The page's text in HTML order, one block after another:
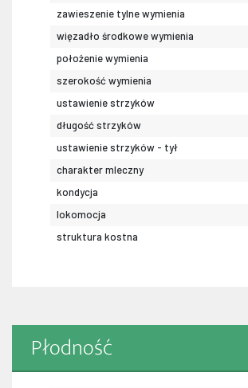
zawieszenie tylne wymienia
więzadło środkowe wymienia
położenie wymienia
szerokość wymienia
ustawienie strzyków
długość strzyków
ustawienie strzyków - tył
charakter mleczny
kondycja
lokomocja
struktura kostna
Płodność